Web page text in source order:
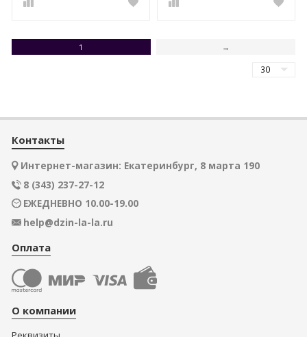
1 →
Контакты
Интернет-магазин: Екатеринбург, 8 марта 190
8 (343) 237-27-12
ЕЖЕДНЕВНО 10.00-19.00
help@dzin-la-la.ru
Оплата
О компании